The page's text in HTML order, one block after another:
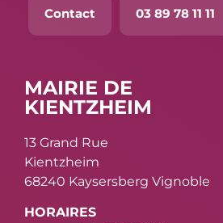
Contact 03 89 78 11 11
MAIRIE DE
KIENTZHEIM
13 Grand Rue
Kientzheim
68240 Kaysersberg Vignoble
HORAIRES